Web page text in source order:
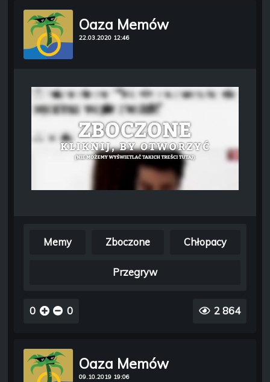
Oaza Memów
22.03.2020 12:46
Memy Zboczone Chłopacy
Przegryw
0 0 2 864
Oaza Memów
09.10.2019 19:06